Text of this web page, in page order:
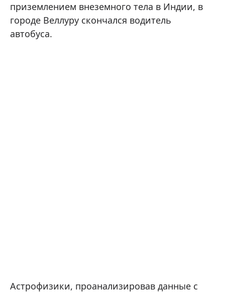
приземлением внеземного тела в Индии, в
городе Веллуру скончался водитель
автобуса.
Астрофизики, проанализировав данные с